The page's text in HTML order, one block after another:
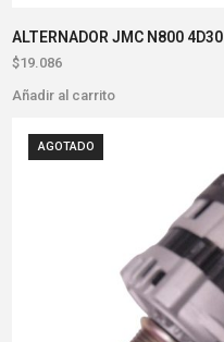
ALTERNADOR JMC N800 4D30
$19.086
Añadir al carrito
AGOTADO